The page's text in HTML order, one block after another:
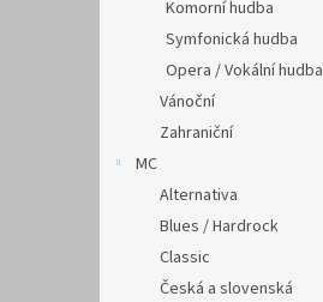
Komorní hudba
Symfonická hudba
Opera / Vokální hudba
Vánoční
Zahraniční
MC
Alternativa
Blues / Hardrock
Classic
Česká a slovenská